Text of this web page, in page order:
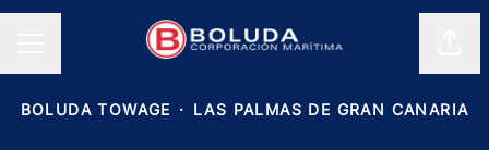
MENÚ DE EMPLEO
BOLUDA TOWAGE · LAS PALMAS DE GRAN CANARIA